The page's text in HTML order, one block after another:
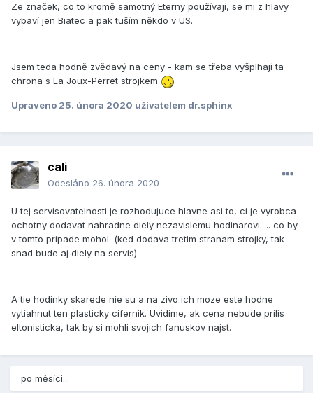
Ze značek, co to kromě samotný Eterny používají, se mi z hlavy
vybaví jen Biatec a pak tuším někdo v US.
Jsem teda hodně zvědavý na ceny - kam se třeba vyšplhají ta
chrona s La Joux-Perret strojkem
Upraveno 25. února 2020 uživatelem dr.sphinx
cali
Odesláno 26. února 2020
U tej servisovatelnosti je rozhodujuce hlavne asi to, ci je vyrobca
ochotny dodavat nahradne diely nezavislemu hodinarovi..... co by
v tomto pripade mohol. (ked dodava tretim stranam strojky, tak
snad bude aj diely na servis)
A tie hodinky skarede nie su a na zivo ich moze este hodne
vytiahnut ten plasticky cifernik. Uvidime, ak cena nebude prilis
eltonisticka, tak by si mohli svojich fanuskov najst.
po měsíci...